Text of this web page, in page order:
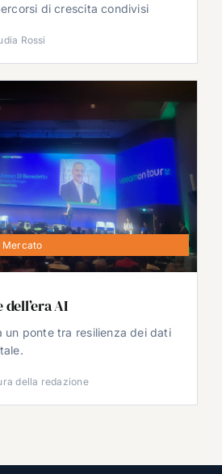
di crescita condivisi
Rossi
Mercato
AI
un ponte tra resilienza dei dati
della redazione